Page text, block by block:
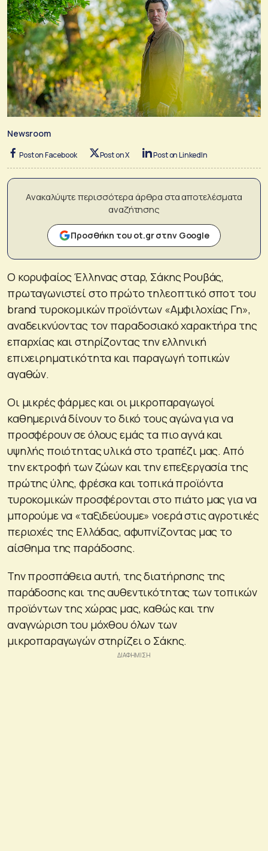
Newsroom
Post on Facebook Post on X Post on LinkedIn
Ανακαλύψτε περισσότερα άρθρα στα αποτελέσματα
αναζήτησης
Προσθήκη του ot.gr στην Google
Ο κορυφαίος Έλληνας σταρ, Σάκης Ρουβάς,
πρωταγωνιστεί στο πρώτο τηλεοπτικό σποτ του
brand τυροκομικών προϊόντων «Αμφιλοχίας Γη»,
αναδεικνύοντας τον παραδοσιακό χαρακτήρα της
επαρχίας και στηρίζοντας την ελληνική
επιχειρηματικότητα και παραγωγή τοπικών
αγαθών.
Οι μικρές φάρμες και οι μικροπαραγωγοί
καθημερινά δίνουν το δικό τους αγώνα για να
προσφέρουν σε όλους εμάς τα πιο αγνά και
υψηλής ποιότητας υλικά στο τραπέζι μας. Από
την εκτροφή των ζώων και την επεξεργασία της
πρώτης ύλης, φρέσκα και τοπικά προϊόντα
τυροκομικών προσφέρονται στο πιάτο μας για να
μπορούμε να «ταξιδεύουμε» νοερά στις αγροτικές
περιοχές της Ελλάδας, αφυπνίζοντας μας το
αίσθημα της παράδοσης.
Την προσπάθεια αυτή, της διατήρησης της
παράδοσης και της αυθεντικότητας των τοπικών
προϊόντων της χώρας μας, καθώς και την
αναγνώριση του μόχθου όλων των
μικροπαραγωγών στηρίζει ο Σάκης.